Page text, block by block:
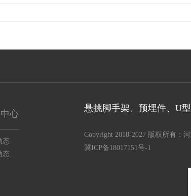
心
态
态
悬挑脚手架、预埋件、U
Copyright 2018-2027 版权所有：
冀ICP备18017151号-1